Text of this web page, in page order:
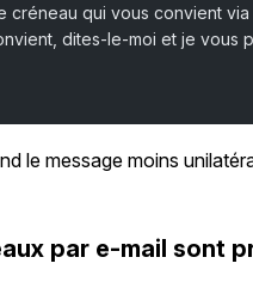
créneau qui vous convient
dites-le-moi et je vous
le message moins
par e-mail sont